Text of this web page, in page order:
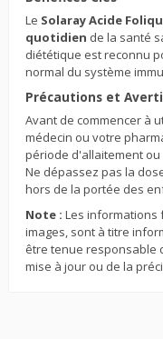
Le Solaray Acide
quotidien de la santé
diététique est reconnu
normal du système
Précautions et
Avant de commencer à
médecin ou votre
période d'allaitement
Ne dépassez pas la
hors de la portée des
Note : Les informations
images, sont à titre
être tenue responsable
mise à jour ou de la